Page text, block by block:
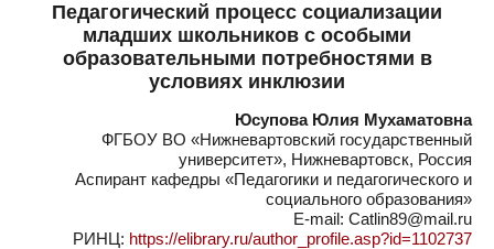
Педагогический процесс социализации
младших школьников с особыми
образовательными потребностями в
условиях инклюзии
Юсупова Юлия Мухаматовна
ФГБОУ ВО «Нижневартовский государственный
университет», Нижневартовск, Россия
Аспирант кафедры «Педагогики и педагогического и
социального образования»
E-mail: Catlin89@mail.ru
РИНЦ: https://elibrary.ru/author_profile.asp?id=1102737